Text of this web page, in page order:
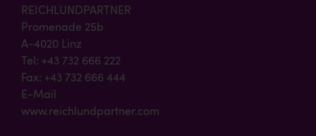
REICHLUNDPARTNER
Promenade 25b
A-4020 Linz
Tel: +43 732 666 222
Fax: +43 732 666 444
E-Mail
www.reichlundpartner.com